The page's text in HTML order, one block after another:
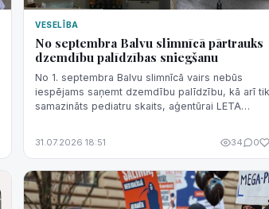
VESELĪBA
No septembra Balvu slimnīcā pārtrauks
dzemdību palīdzības sniegšanu
No 1. septembra Balvu slimnīcā vairs nebūs
iespējams saņemt dzemdību palīdzību, kā arī
samazināts pediatru skaits, aģentūrai LETA
31.07.2026 18:51 34 0